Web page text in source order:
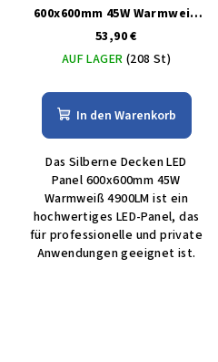
600x600mm 45W Warmweiß
4900lm
53,90 €
AUF LAGER (208 St)
In den Warenkorb
Das Silberne Decken LED
Panel 600x600mm 45W
Warmweiß 4900LM ist ein
hochwertiges LED-Panel, das
für professionelle und private
Anwendungen geeignet ist.